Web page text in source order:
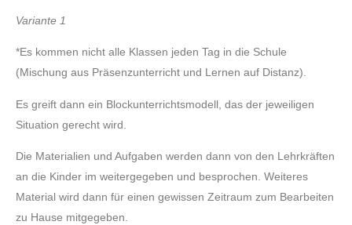
Variante 1
*Es kommen nicht alle Klassen jeden Tag in die Schule
(Mischung aus Präsenzunterricht und Lernen auf Distanz).
Es greift dann ein Blockunterrichtsmodell, das der jeweiligen
Situation gerecht wird.
Die Materialien und Aufgaben werden dann von den Lehrkräften
an die Kinder im weitergegeben und besprochen. Weiteres
Material wird dann für einen gewissen Zeitraum zum Bearbeiten
zu Hause mitgegeben.